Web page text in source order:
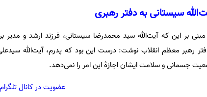
سیستانی به دفتر رهبری
بر این که آیت‌الله سید محمدرضا سیستانی، فرزند ارشد و مدیر
رهبر معظم انقلاب نوشت: درست این بود که پدرم، آیت‌الله
جسمانی و سلامت ایشان اجازهٔ این امر را نمی‌دهد.
عضویت در کانال تلگرام